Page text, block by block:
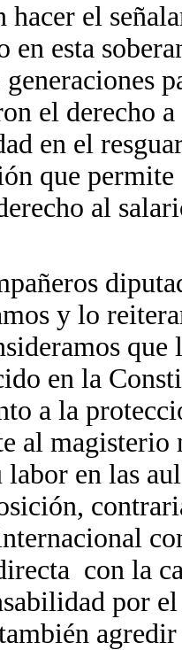
hacer el
en esta
el derecho
en el
que
al
y lo
en la
a la
al
labor en las
con la
por